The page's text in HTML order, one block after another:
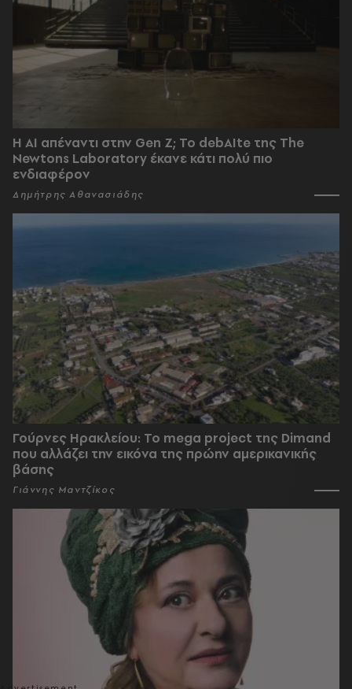
Η AI απέναντι στην Gen Z; Το debAIte της The
Newtons Laboratory έκανε κάτι πολύ πιο
ενδιαφέρον
Δημήτρης Αθανασιάδης
Γούρνες Ηρακλείου: To mega project της Dimand
που αλλάζει την εικόνα της πρώην αμερικανικής
βάσης
Γιάννης Μαντζίκος